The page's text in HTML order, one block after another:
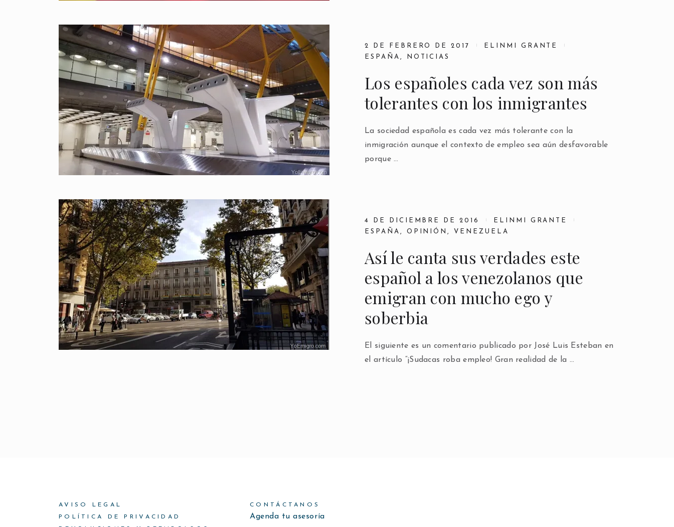
2 DE FEBRERO DE 2017
ELINMI GRANTE
ESPAÑA , NOTICIAS
Los españoles cada vez son más
tolerantes con los inmigrantes
La sociedad española es cada vez más tolerante con la
inmigración aunque el contexto de empleo sea aún desfavorable
porque …
4 DE DICIEMBRE DE 2016
ELINMI GRANTE
ESPAÑA , OPINIÓN, VENEZUELA
Así le canta sus verdades este
español a los venezolanos que
emigran con mucho ego y
soberbia
El siguiente es un comentario publicado por José Luis Esteban en
el artículo “¡Sudacas roba empleo! Gran realidad de la …
AVISO LEGAL
POLÍTICA DE PRIVACIDAD
CONTÁCTANOS
Agenda tu asesoría